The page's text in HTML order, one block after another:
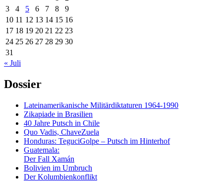
3
4 5 6 7 8
9
10 11 12 13 14 15 16
17 18 19 20 21 22 23
24 25 26 27 28 29 30
31
« Juli
Dossier
Lateinamerikanische Militärdiktaturen 1964-1990
Zikapiade in Brasilien
40 Jahre Putsch in Chile
Quo Vadis, ChaveZuela
Honduras: TeguciGolpe – Putsch im Hinterhof
Guatemala:
Der Fall Xamán
Bolivien im Umbruch
Der Kolumbienkonflikt